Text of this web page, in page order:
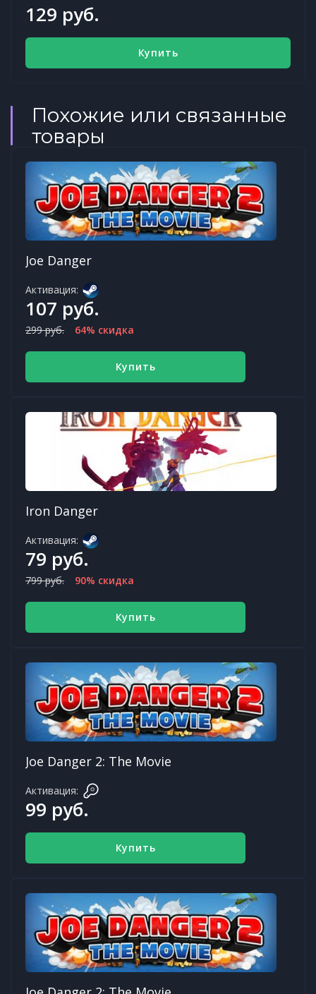
129 руб.
Купить
Похожие или связанные
товары
Joe Danger
Активация:
107 руб.
299 руб. 64% скидка
Купить
Iron Danger
Активация:
79 руб.
799 руб. 90% скидка
Купить
Joe Danger 2: The Movie
Активация:
99 руб.
Купить